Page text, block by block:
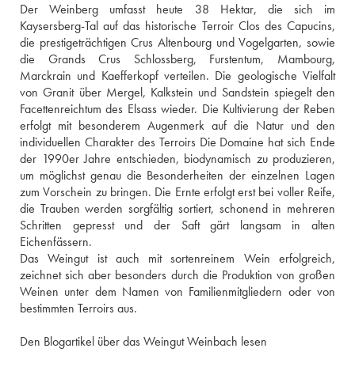
Der Weinberg umfasst heute 38 Hektar, die sich im
Kaysersberg-Tal auf das historische Terroir Clos des Capucins,
die prestigeträchtigen Crus Altenbourg und Vogelgarten, sowie
die Grands Crus Schlossberg, Furstentum, Mambourg,
Marckrain und Kaefferkopf verteilen. Die geologische Vielfalt
von Granit über Mergel, Kalkstein und Sandstein spiegelt den
Facettenreichtum des Elsass wieder. Die Kultivierung der Reben
erfolgt mit besonderem Augenmerk auf die Natur und den
individuellen Charakter des Terroirs Die Domaine hat sich Ende
der 1990er Jahre entschieden, biodynamisch zu produzieren,
um möglichst genau die Besonderheiten der einzelnen Lagen
zum Vorschein zu bringen. Die Ernte erfolgt erst bei voller Reife,
die Trauben werden sorgfältig sortiert, schonend in mehreren
Schritten gepresst und der Saft gärt langsam in alten
Eichenfässern.
Das Weingut ist auch mit sortenreinem Wein erfolgreich,
zeichnet sich aber besonders durch die Produktion von großen
Weinen unter dem Namen von Familienmitgliedern oder von
bestimmten Terroirs aus.
Den Blogartikel über das Weingut Weinbach lesen